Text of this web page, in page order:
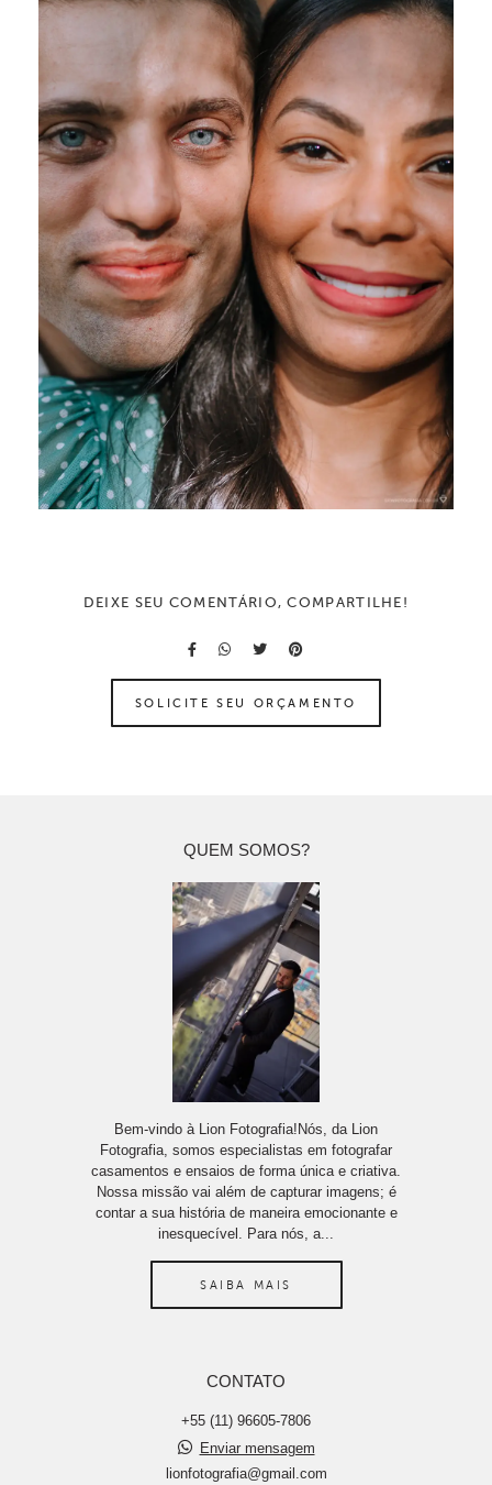
DEIXE SEU COMENTÁRIO, COMPARTILHE!
SOLICITE SEU ORÇAMENTO
QUEM SOMOS?
Bem-vindo à Lion Fotografia!Nós, da Lion
Fotografia, somos especialistas em fotografar
casamentos e ensaios de forma única e criativa.
Nossa missão vai além de capturar imagens; é
contar a sua história de maneira emocionante e
inesquecível. Para nós, a...
SAIBA MAIS
CONTATO
+55 (11) 96605-7806
Enviar mensagem
lionfotografia@gmail.com